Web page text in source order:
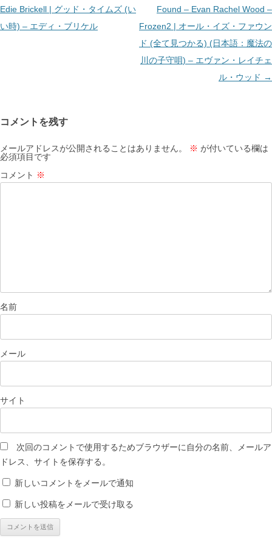
稿
ナ
ン
Edie Brickell | グッド・タイムズ (い
い時) – エディ・ブリケル
Found – Evan Rachel Wood –
Frozen2 | オール・イズ・ファウン
ド (全て見つかる) (日本語：魔法の
川の子守唄) – エヴァン・レイチェ
ル・ウッド →
コメントを残す
メールアドレスが公開されることはありません。 ※ が付いている欄は
必須項目です
コメント ※
名前
メール
サイト
次回のコメントで使用するためブラウザーに自分の名前、メールア
ドレス、サイトを保存する。
新しいコメントをメールで通知
新しい投稿をメールで受け取る